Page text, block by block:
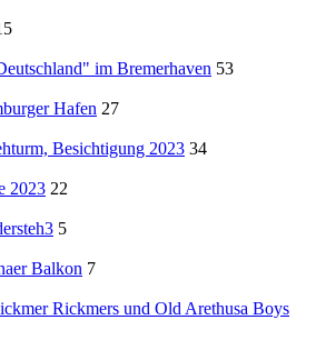
im Bremerhaven 53
Hafen 27
Besichtigung 2023 34
2023 22
5
Balkon 7
Rickmers und Old Arethusa Boys